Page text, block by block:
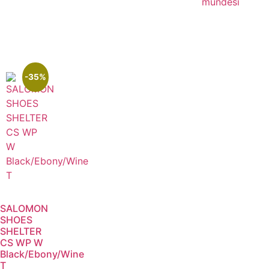
-35%
SALOMON
SHOES
SHELTER
CS WP W
Black/Ebony/Wine
T